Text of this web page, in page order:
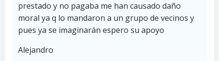
prestado y no pagaba me han causado daño
moral ya q lo mandaron a un grupo de vecinos y
pues ya se imaginarán espero su apoyo
Alejandro